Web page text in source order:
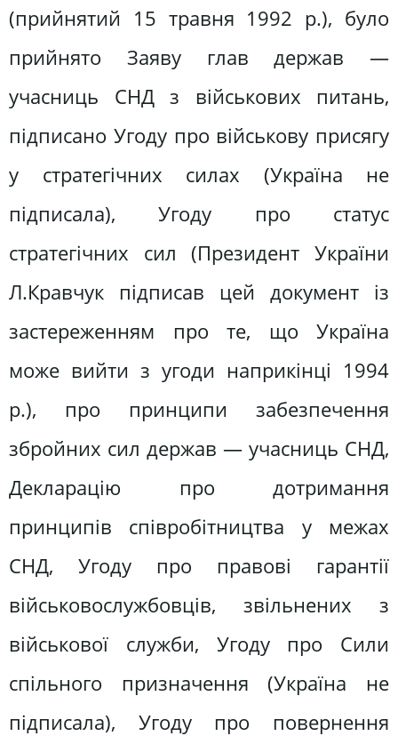
(прийнятий 15 травня 1992 р.), було
прийнято Заяву глав держав —
учасниць СНД з військових питань,
підписано Угоду про військову присягу
у стратегічних силах (Україна не
підписала), Угоду про статус
стратегічних сил (Президент України
Л.Кравчук підписав цей документ із
застереженням про те, що Україна
може вийти з угоди наприкінці 1994
р.), про принципи забезпечення
збройних сил держав — учасниць СНД,
Декларацію про дотримання
принципів співробітництва у межах
СНД, Угоду про правові гарантії
військовослужбовців, звільнених з
військової служби, Угоду про Сили
спільного призначення (Україна не
підписала), Угоду про повернення